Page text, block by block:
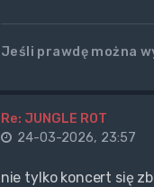
Jeśli prawdę można
Re: JUNGLE ROT
24-03-2026, 23:57
nie tylko koncert się